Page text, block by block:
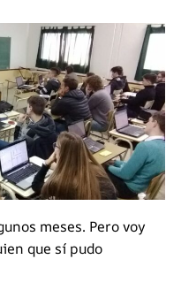
meses. Pero voy
que sí pudo